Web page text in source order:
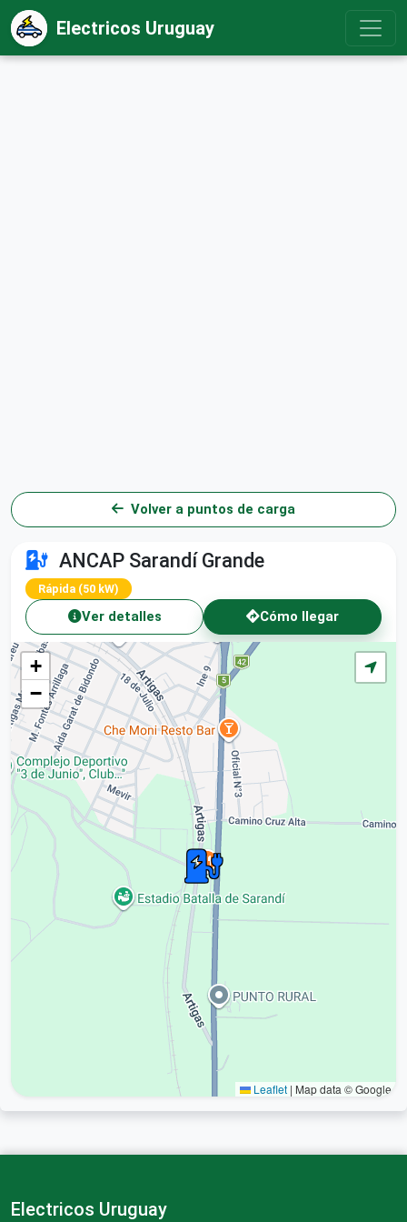
Electricos Uruguay
Volver a puntos de carga
ANCAP Sarandí Grande
Rápida (50 kW)
Ver detalles Cómo llegar
+
−
Leaflet | Map data © Google
Electricos Uruguay